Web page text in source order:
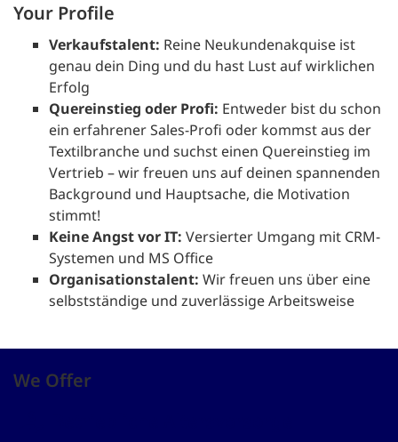
Your Profile
Verkaufstalent: Reine Neukundenakquise ist
genau dein Ding und du hast Lust auf wirklichen
Erfolg
Quereinstieg oder Profi: Entweder bist du schon
ein erfahrener Sales-Profi oder kommst aus der
Textilbranche und suchst einen Quereinstieg im
Vertrieb – wir freuen uns auf deinen spannenden
Background und Hauptsache, die Motivation
stimmt!
Keine Angst vor IT: Versierter Umgang mit CRM-
Systemen und MS Office
Organisationstalent: Wir freuen uns über eine
selbstständige und zuverlässige Arbeitsweise
We Offer